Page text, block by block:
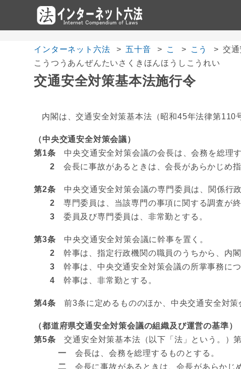
インターネット六法
五十音 こ こう
交
こうつうあんぜんたいさくきほんほうしこうれい
交通安全対策基本法施行令
内閣は、交通安全対策基本法（昭和45年法律第110
（中央交通安全対策会議）
第1条 中央交通安全対策会議の会長は、会務を総理す
2 会長に事故があるときは、会長があらかじめ
第2条 中央交通安全対策会議の専門委員は、関係行
2 専門委員は、当該専門の事項に関する調査が
3 委員及び専門委員は、非常勤とする。
第3条 中央交通安全対策会議に幹事を置く。
2 幹事は、指定行政機関の職員のうちから、内閣
3 幹事は、中央交通安全対策会議の所掌事務に
4 幹事は、非常勤とする。
第4条 前3条に定めるもののほか、中央交通安全対策
（都道府県交通安全対策会議の組織及び運営の基準）
第5条 交通安全対策基本法（以下「法」という。）
一 会長は、会務を総理するものとする。
二 会長に事故があるときは、会長があらかじ